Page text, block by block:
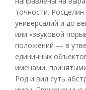
точности.
универсалий и до
или «звуковой
положений — в
единичных
именами,
Род и вид суть